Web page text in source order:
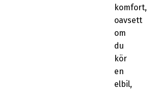
komfort,
oavsett
om
du
kör
en
elbil,